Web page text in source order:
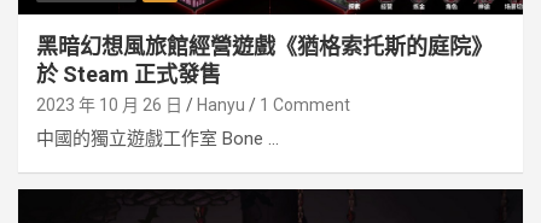
黑暗幻想風旅館經營遊戲《猶格索托斯的庭院》
於 Steam 正式發售
2023 年 10 月 26 日 Hanyu 1 Comment
中國的獨立遊戲工作室 Bone ...